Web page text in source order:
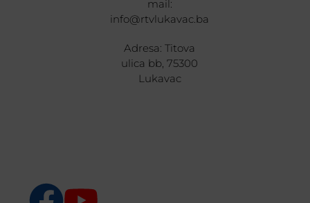
mail:
info@rtvlukavac.ba
Adresa: Titova
ulica bb, 75300
Lukavac